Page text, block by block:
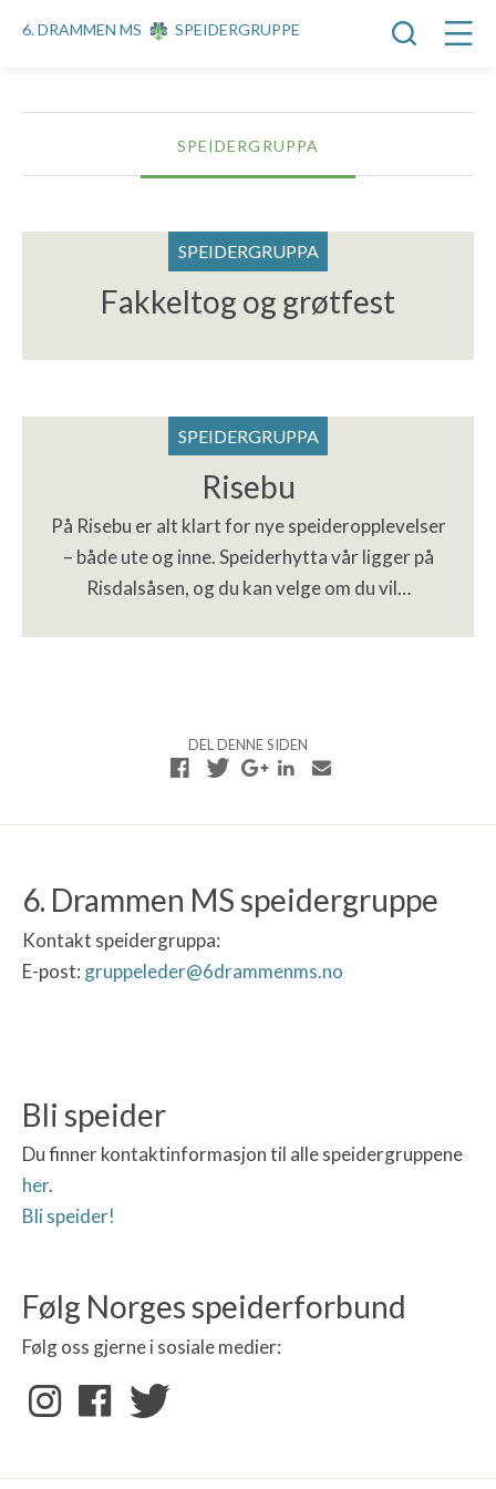
6. DRAMMEN MS SPEIDERGRUPPE
SPEIDERGRUPPA
Fakkeltog og grøtfest
SPEIDERGRUPPA
Risebu
På Risebu er alt klart for nye speideropplevelser
– både ute og inne. Speiderhytta vår ligger på
Risdalsåsen, og du kan velge om du vil…
SPEIDERGRUPPA
DEL DENNE SIDEN
6. Drammen MS speidergruppe
Kontakt speidergruppa:
E-post: gruppeleder@6drammenms.no
Bli speider
Du finner kontaktinformasjon til alle speidergruppene
her.
Bli speider!
Følg Norges speiderforbund
Følg oss gjerne i sosiale medier: